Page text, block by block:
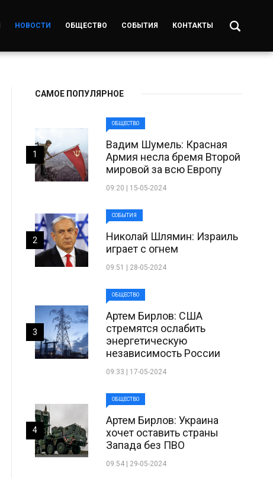
НОВОСТИ ОБЩЕСТВО СОБЫТИЯ КОНТАКТЫ
САМОЕ ПОПУЛЯРНОЕ
ОБЩЕСТВО
Вадим Шумель: Красная
Армия несла бремя Второй
мировой за всю Европу
09:20 | 15-05-2024
1
СОБЫТИЯ
Николай Шлямин: Израиль
играет с огнем
09:51 | 28-05-2024
2
ОБЩЕСТВО
Артем Бирлов: США
стремятся ослабить
энергетическую
независимость России
09:33 | 17-05-2024
3
ОБЩЕСТВО
Артем Бирлов: Украина
хочет оставить страны
Запада без ПВО
09:54 | 29-05-2024
4